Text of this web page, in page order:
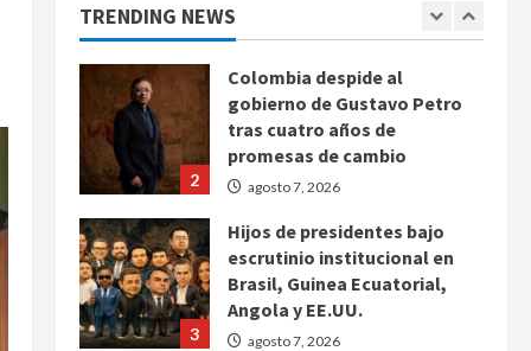
TRENDING NEWS
1
2
Colombia despide al
gobierno de Gustavo Petro
tras cuatro años de
promesas de cambio
agosto 7, 2026
3
Hijos de presidentes bajo
escrutinio institucional en
Brasil, Guinea Ecuatorial,
Angola y EE.UU.
agosto 7, 2026